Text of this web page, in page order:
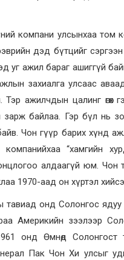
компани улсынхаа том
дэд бүтцийг
уг ажил бараг ашиггүй
захиалга улсаас
ажилчдын цалинг өгөх
зарж байлаа. Гэр бүл нь
Чон гүүр барих хүнд
“хамгийн
алдаагүй юм. Чон
1970-аад он хүртэл
тавиад онд Солонгос
Америкийн зээлээр
онд Өмнөд Солонгост
Пак Чон Хи улсыг